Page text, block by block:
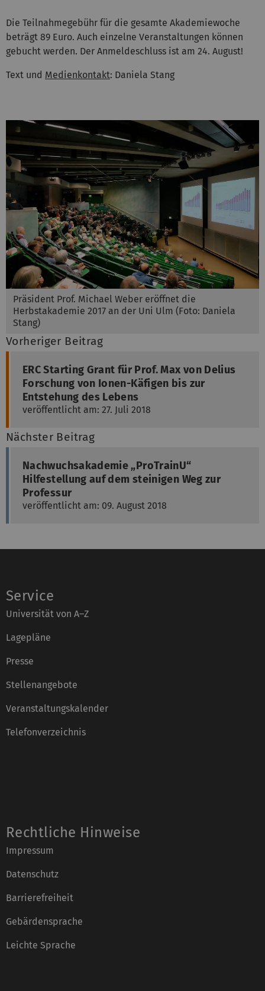
Die Teilnahmegebühr für die gesamte Akademiewoche
beträgt 89 Euro. Auch einzelne Veranstaltungen können
gebucht werden. Der Anmeldeschluss ist am 24. August!
Text und Medienkontakt: Daniela Stang
Präsident Prof. Michael Weber eröffnet die
Herbstakademie 2017 an der Uni Ulm (Foto: Daniela
Stang)
Vorheriger Beitrag
ERC Starting Grant für Prof. Max von Delius
Forschung von Ionen-Käfigen bis zur
Entstehung des Lebens
veröffentlicht am: 27. Juli 2018
Nächster Beitrag
Nachwuchsakademie „ProTrainU“
Hilfestellung auf dem steinigen Weg zur
Professur
veröffentlicht am: 09. August 2018
Service
Universität von A–Z
Lagepläne
Presse
Stellenangebote
Veranstaltungskalender
Telefonverzeichnis
Rechtliche Hinweise
Impressum
Datenschutz
Barrierefreiheit
Gebärdensprache
Leichte Sprache